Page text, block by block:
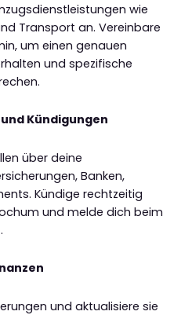
wie
Transport an. Vereinbare
um einen genauen
und spezifische
Kündigungen
über deine
Banken,
Kündige rechtzeitig
und melde dich beim
und aktualisiere sie